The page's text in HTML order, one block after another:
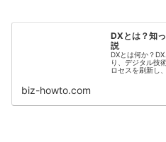
DXとは？知
説
DXとは何か？
り、デジタル技
ロセスを刷新し
biz-howto.com